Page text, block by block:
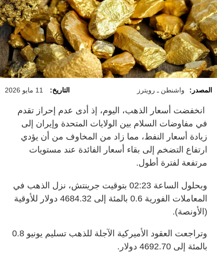
المصدر: واشنطن ـ رويترز التاريخ: 11 مايو 2026
انخفضت أسعار الذهب، اليوم، إذ أدى ​عدم إحراز تقدم
في مفاوضات السلام بين الولايات المتحدة ‌وإيران ​إلى
زيادة أسعار النفط، مما زاد من المخاوف من أن يؤدي
ارتفاع التضخم إلى بقاء أسعار الفائدة عند مستويات
مرتفعة لفترة أطول.
وبحلول الساعة 02:23 بتوقيت جرينتش، نزل الذهب في
المعاملات الفورية 0.6 بالمئة إلى 4684.32 ⁠دولار للأوقية
(الأونصة).
وتراجعت العقود الأميركية الآجلة للذهب تسليم يونيو 0.8
بالمئة إلى 4692.70 دولار.